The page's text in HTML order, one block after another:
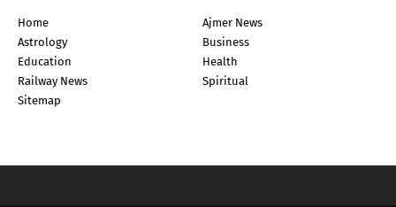
Home
Ajmer News
Astrology
Business
Education
Health
Railway News
Spiritual
Sitemap